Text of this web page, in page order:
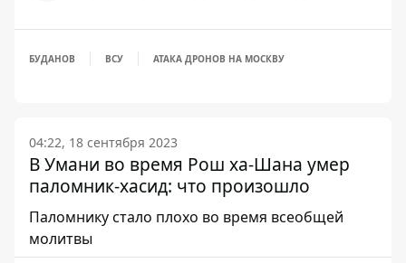
БУДАНОВ ВСУ АТАКА ДРОНОВ НА МОСКВУ
04:22, 18 сентября 2023
В Умани во время Рош ха-Шана умер
паломник-хасид: что произошло
Паломнику стало плохо во время всеобщей
молитвы